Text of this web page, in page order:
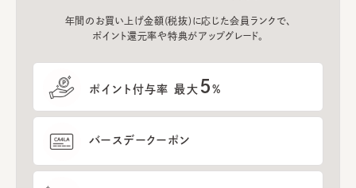
年間のお買い上げ金額(税抜)に応じた会員ランクで、
ポイント還元率や特典がアップグレード。
ポイント付与率 最大 5%
バースデークーポン